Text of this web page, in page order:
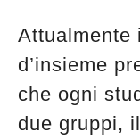
Attualmente
d’insieme
che ogni
due gruppi,